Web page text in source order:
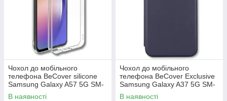
Чохол до мобільного
телефона BeCover silicone
Samsung Galaxy A57 5G SM-
A576 Transparent (714858)
В наявності
Чохол до мобільного
телефона BeCover Exclusive
Samsung Galaxy A37 5G SM-
A376 Deep Blue (715019)
В наявності